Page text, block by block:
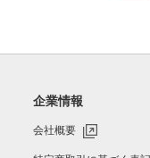
企業情報
会社概要